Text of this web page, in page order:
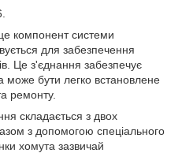
компонент системи
для забезпечення
Це з'єднання забезпечує
може бути легко встановлене
ремонту.
складається з двох
з допомогою спеціального
хомута зазвичай